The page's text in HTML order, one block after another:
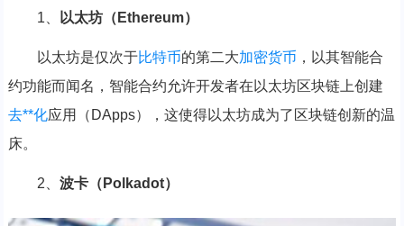
1、 以太坊（Ethereum）
以太坊是仅次于比特币的第二大加密货币 ，以其智能合
约功能而闻名，智能合约允许开发者在以太坊区块链上创建
去**化应用（DApps），这使得以太坊成为了区块链创新的温
床。
2、 波卡（Polkadot）